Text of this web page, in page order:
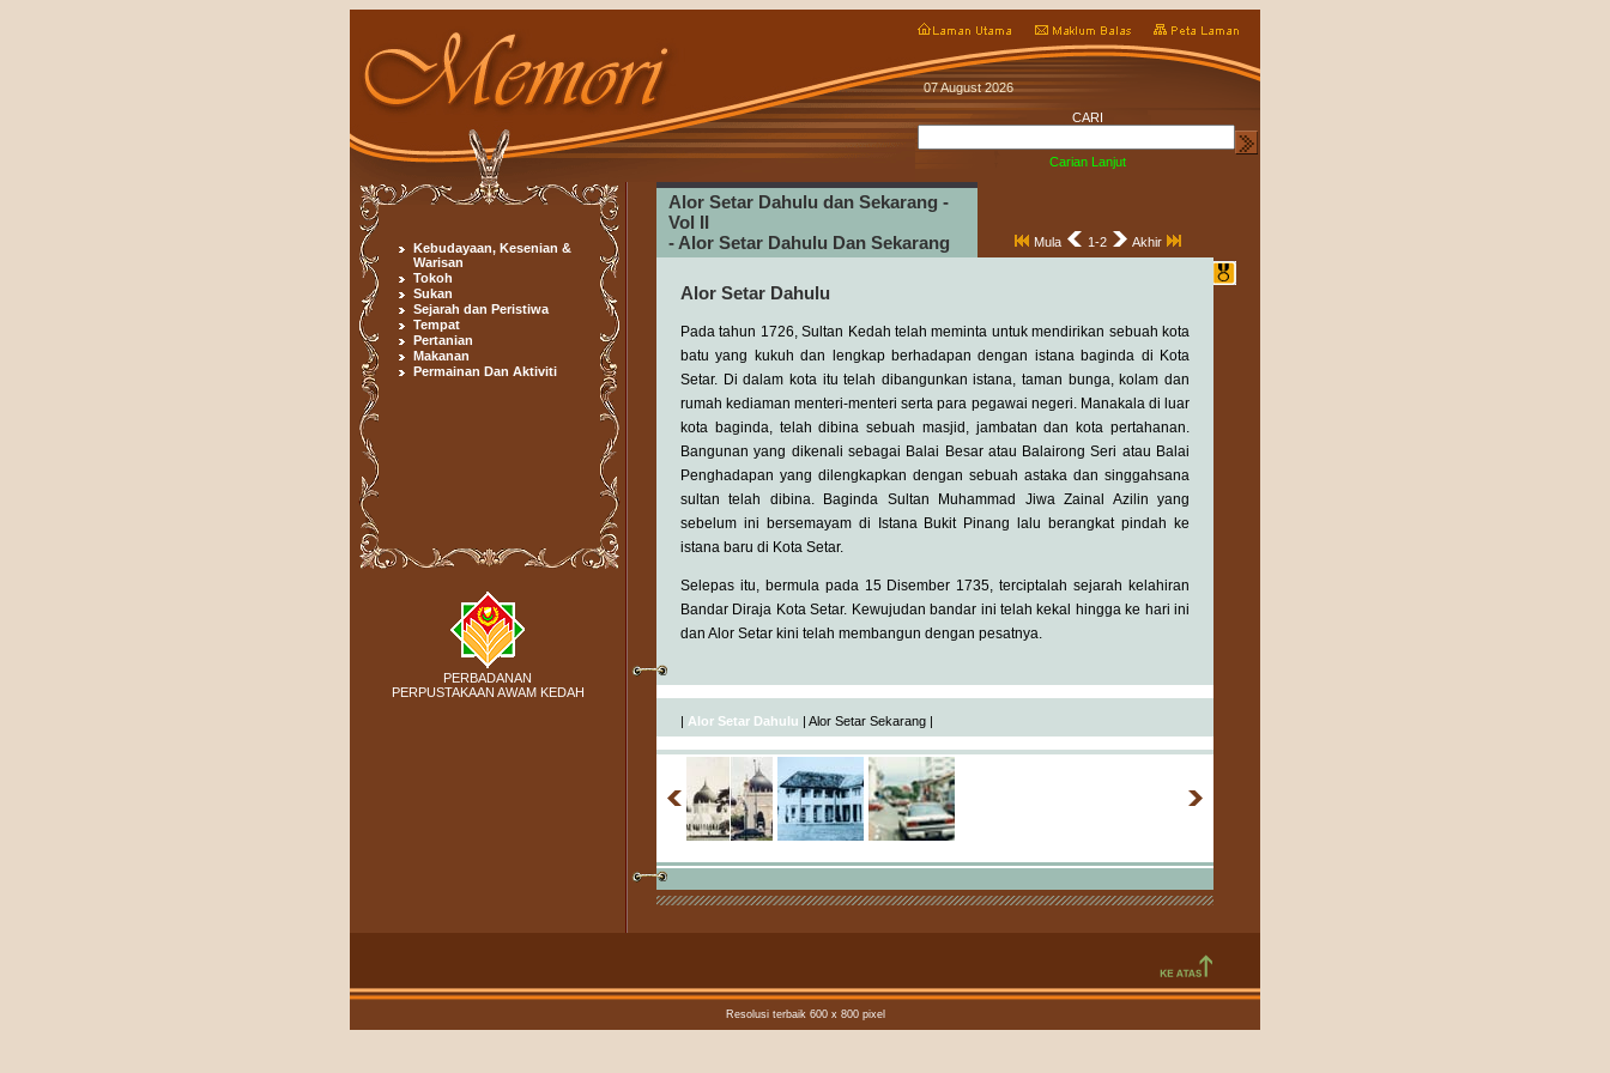
CARI
Carian Lanjut
Kebudayaan, Kesenian &
Warisan
Tokoh
Sukan
Sejarah dan Peristiwa
Tempat
Pertanian
Makanan
Permainan Dan Aktiviti
PERBADANAN
PERPUSTAKAAN AWAM KEDAH
Alor Setar Dahulu dan Sekarang -
Vol II
- Alor Setar Dahulu Dan Sekarang
Mula 1-2 Akhir
Alor Setar Dahulu
Pada tahun 1726, Sultan Kedah telah meminta untuk mendirikan sebuah kota
batu yang kukuh dan lengkap berhadapan dengan istana baginda di Kota
Setar. Di dalam kota itu telah dibangunkan istana, taman bunga, kolam dan
rumah kediaman menteri-menteri serta para pegawai negeri. Manakala di luar
kota baginda, telah dibina sebuah masjid, jambatan dan kota pertahanan.
Bangunan yang dikenali sebagai Balai Besar atau Balairong Seri atau Balai
Penghadapan yang dilengkapkan dengan sebuah astaka dan singgahsana
sultan telah dibina. Baginda Sultan Muhammad Jiwa Zainal Azilin yang
sebelum ini bersemayam di Istana Bukit Pinang lalu berangkat pindah ke
istana baru di Kota Setar.
Selepas itu, bermula pada 15 Disember 1735, terciptalah sejarah kelahiran
Bandar Diraja Kota Setar. Kewujudan bandar ini telah kekal hingga ke hari ini
dan Alor Setar kini telah membangun dengan pesatnya.
| Alor Setar Dahulu | Alor Setar Sekarang |
Resolusi terbaik 600 x 800 pixel
07 August 2026